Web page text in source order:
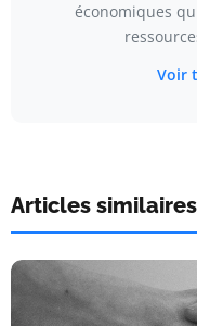
économiques
Voir
Articles similaires